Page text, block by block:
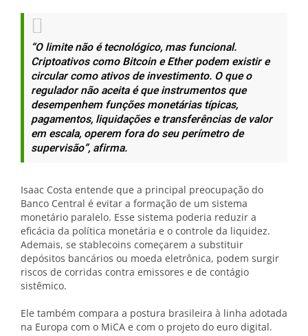
“O limite não é tecnológico, mas funcional.
Criptoativos como Bitcoin e Ether podem existir e
circular como ativos de investimento. O que o
regulador não aceita é que instrumentos que
desempenhem funções monetárias típicas,
pagamentos, liquidações e transferências de valor
em escala, operem fora do seu perímetro de
supervisão”, afirma.
Isaac Costa entende que a principal preocupação do
Banco Central é evitar a formação de um sistema
monetário paralelo. Esse sistema poderia reduzir a
eficácia da política monetária e o controle da liquidez.
Ademais, se stablecoins começarem a substituir
depósitos bancários ou moeda eletrônica, podem surgir
riscos de corridas contra emissores e de contágio
sistêmico.
Ele também compara a postura brasileira à linha adotada
na Europa com o MiCA e com o projeto do euro digital.